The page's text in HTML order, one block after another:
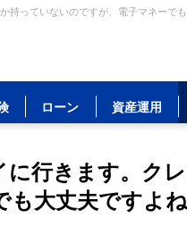
持っていないのですが、電子マネーで
ローン 資産運用
行きます。ク
も大丈夫ですよね